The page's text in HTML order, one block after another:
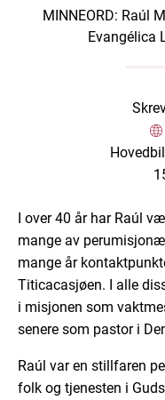
MINNEORD: Raúl
Evangélica
I over 40 år har Raúl
mange av
mange år
Titicacasjøen. I alle
i misjonen som
senere som pastor i
Raúl var en stillfaren
folk og tjenesten i